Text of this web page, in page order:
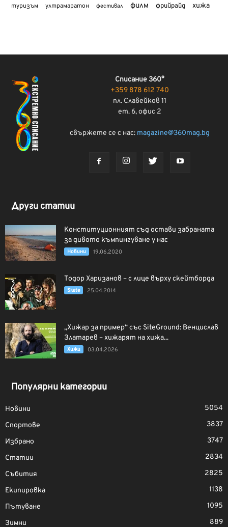
туризъм ултрамаратон фестивал филм фрийрайд хижа
Списание 360°
+359 878 612 740
пл. Славейков 11
ет. 6, офис 2
свържете се с нас: magazine@360mag.bg
Други статии
Конституционният съд остави забраната
за дивото къмпингуване у нас
Новини 19.06.2020
Тодор Харизанов – с лице върху скейтборда
Skate 25.04.2014
„Хижар за пример“ със SiteGround: Венцислав
Златарев – хижарят на хижа...
Хижи 03.04.2026
Популярни категории
Новини
5054
Спортове
3837
Избрано
3747
Статии
2834
Събития
2825
Екипировка
1138
Пътуване
1095
Зимни
889